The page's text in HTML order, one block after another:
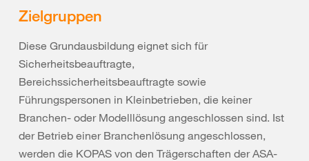
Zielgruppen
Diese Grundausbildung eignet sich für
Sicherheitsbeauftragte,
Bereichssicherheitsbeauftragte sowie
Führungspersonen in Kleinbetrieben, die keiner
Branchen- oder Modelllösung angeschlossen sind. Ist
der Betrieb einer Branchenlösung angeschlossen,
werden die KOPAS von den Trägerschaften der ASA-